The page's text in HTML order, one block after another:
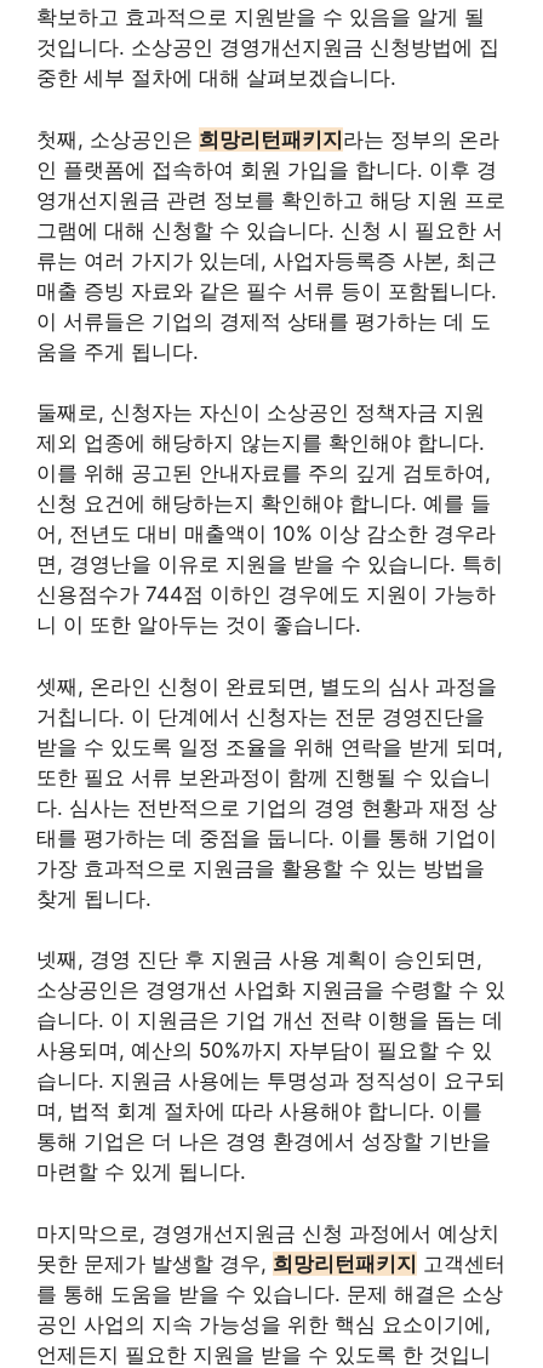
확보하고 효과적으로 지원받을 수 있음을 알게 될
것입니다. 소상공인 경영개선지원금 신청방법에 집
중한 세부 절차에 대해 살펴보겠습니다.
첫째, 소상공인은 희망리턴패키지라는 정부의 온라
인 플랫폼에 접속하여 회원 가입을 합니다. 이후 경
영개선지원금 관련 정보를 확인하고 해당 지원 프로
그램에 대해 신청할 수 있습니다. 신청 시 필요한 서
류는 여러 가지가 있는데, 사업자등록증 사본, 최근
매출 증빙 자료와 같은 필수 서류 등이 포함됩니다.
이 서류들은 기업의 경제적 상태를 평가하는 데 도
움을 주게 됩니다.
둘째로, 신청자는 자신이 소상공인 정책자금 지원
제외 업종에 해당하지 않는지를 확인해야 합니다.
이를 위해 공고된 안내자료를 주의 깊게 검토하여,
신청 요건에 해당하는지 확인해야 합니다. 예를 들
어, 전년도 대비 매출액이 10% 이상 감소한 경우라
면, 경영난을 이유로 지원을 받을 수 있습니다. 특히
신용점수가 744점 이하인 경우에도 지원이 가능하
니 이 또한 알아두는 것이 좋습니다.
셋째, 온라인 신청이 완료되면, 별도의 심사 과정을
거칩니다. 이 단계에서 신청자는 전문 경영진단을
받을 수 있도록 일정 조율을 위해 연락을 받게 되며,
또한 필요 서류 보완과정이 함께 진행될 수 있습니
다. 심사는 전반적으로 기업의 경영 현황과 재정 상
태를 평가하는 데 중점을 둡니다. 이를 통해 기업이
가장 효과적으로 지원금을 활용할 수 있는 방법을
찾게 됩니다.
넷째, 경영 진단 후 지원금 사용 계획이 승인되면,
소상공인은 경영개선 사업화 지원금을 수령할 수 있
습니다. 이 지원금은 기업 개선 전략 이행을 돕는 데
사용되며, 예산의 50%까지 자부담이 필요할 수 있
습니다. 지원금 사용에는 투명성과 정직성이 요구되
며, 법적 회계 절차에 따라 사용해야 합니다. 이를
통해 기업은 더 나은 경영 환경에서 성장할 기반을
마련할 수 있게 됩니다.
마지막으로, 경영개선지원금 신청 과정에서 예상치
못한 문제가 발생할 경우, 희망리턴패키지 고객센터
를 통해 도움을 받을 수 있습니다. 문제 해결은 소상
공인 사업의 지속 가능성을 위한 핵심 요소이기에,
언제든지 필요한 지원을 받을 수 있도록 한 것입니